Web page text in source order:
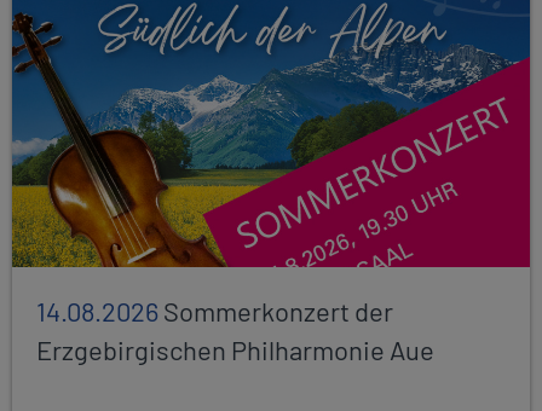
14.08.2026Sommerkonzert der
Erzgebirgischen Philharmonie Aue